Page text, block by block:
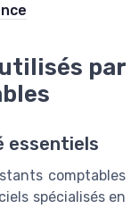
par
essentiels
comptables
spécialisés en